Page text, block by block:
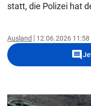
statt, die Polizei hat
Ausland 12.06.2026 11:58
comment